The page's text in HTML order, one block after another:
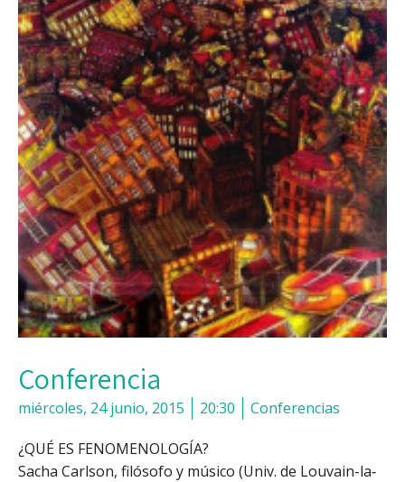
Conferencia
miércoles, 24 junio, 2015 20:30 Conferencias
¿QUÉ ES FENOMENOLOGÍA?
Sacha Carlson, filósofo y músico (Univ. de Louvain-la‐